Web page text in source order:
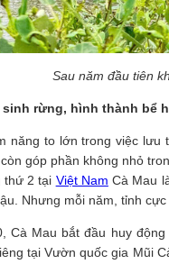
Sau năm đầu tiên
rừng, hình thành bể
năng to lớn trong việc
góp phần không nhỏ
thứ 2 tại Việt Nam Cà Mau
Nhưng mỗi năm, tỉnh
Cà Mau bắt đầu huy
tại Vườn quốc gia Mũi